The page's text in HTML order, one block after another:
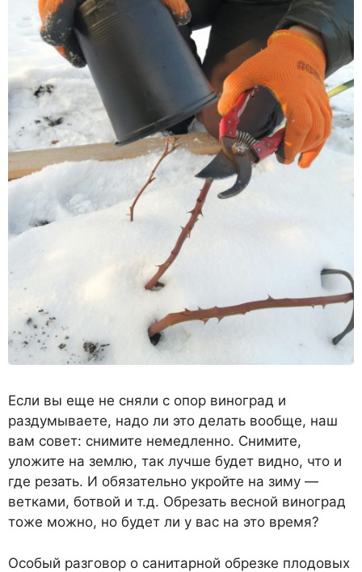
Если вы еще не сняли с опор виноград и
раздумываете, надо ли это делать вообще, наш
вам совет: снимите немедленно. Снимите,
уложите на землю, так лучше будет видно, что и
где резать. И обязательно укройте на зиму —
ветками, ботвой и т.д. Обрезать весной виноград
тоже можно, но будет ли у вас на это время?
Особый разговор о санитарной обрезке плодовых